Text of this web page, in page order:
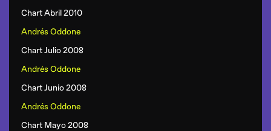
Chart Abril 2010
Andrés Oddone
Chart Julio 2008
Andrés Oddone
Chart Junio 2008
Andrés Oddone
Chart Mayo 2008